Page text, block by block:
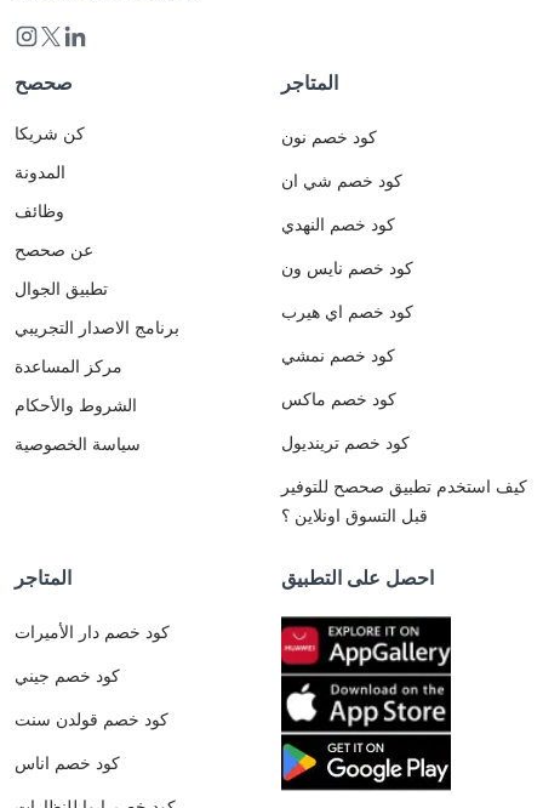
صحصح
كن شريكا
المدونة
وظائف
عن صحصح
تطبيق الجوال
برنامج الاصدار التجريبي
مركز المساعدة
الشروط والأحكام
سياسة الخصوصية
المتاجر
كود خصم نون
كود خصم شي ان
كود خصم النهدي
كود خصم نايس ون
كود خصم اي هيرب
كود خصم نمشي
كود خصم ماكس
كود خصم ترينديول
كيف استخدم تطبيق صحصح للتوفير
قبل التسوق اونلاين ؟
المتاجر
كود خصم دار الأميرات
كود خصم جيني
كود خصم قولدن سنت
كود خصم اناس
احصل على التطبيق